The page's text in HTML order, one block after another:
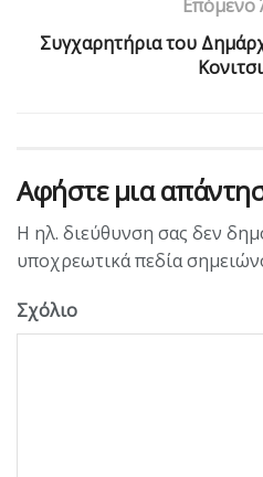
Επόμενο
Συγχαρητήρια του
Αφήστε μια
Η ηλ. διεύθυνση σας δεν
υποχρεωτικά πεδία
Σχόλιο